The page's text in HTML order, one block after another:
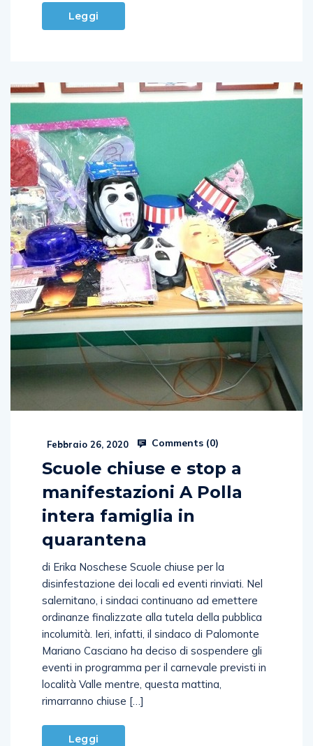
Leggi
Febbraio 26, 2020 Comments (0)
Scuole chiuse e stop a
manifestazioni A Polla
intera famiglia in
quarantena
di Erika Noschese Scuole chiuse per la
disinfestazione dei locali ed eventi rinviati. Nel
salernitano, i sindaci continuano ad emettere
ordinanze finalizzate alla tutela della pubblica
incolumità. Ieri, infatti, il sindaco di Palomonte
Mariano Casciano ha deciso di sospendere gli
eventi in programma per il carnevale previsti in
località Valle mentre, questa mattina,
rimarranno chiuse […]
Leggi